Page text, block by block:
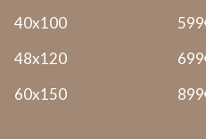
40x100
48x120
60x150